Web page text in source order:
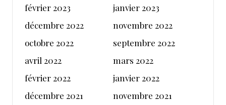
février 2023
janvier 2023
décembre 2022
novembre 2022
octobre 2022
septembre 2022
avril 2022
mars 2022
février 2022
janvier 2022
décembre 2021
novembre 2021